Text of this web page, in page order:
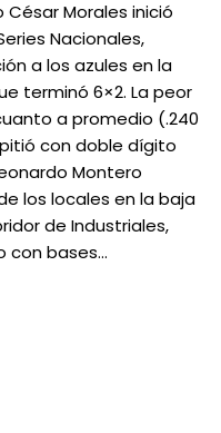
César Morales inició
Nacionales,
a los azules en la
terminó 6×2. La peor
a promedio (.240
con doble dígito
Montero
los locales en la baja
de Industriales,
con bases…